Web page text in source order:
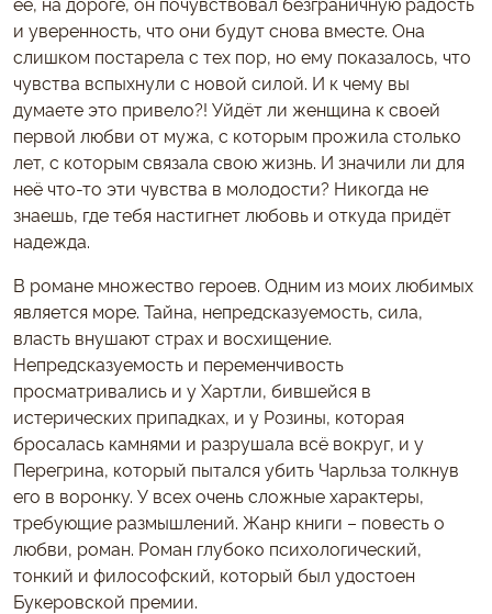
и уверенность, что они будут снова вместе. Она
слишком постарела с тех пор, но ему показалось, что
чувства вспыхнули с новой силой. И к чему вы
думаете это привело?! Уйдёт ли женщина к своей
первой любви от мужа, с которым прожила столько
лет, с которым связала свою жизнь. И значили ли для
неё что-то эти чувства в молодости? Никогда не
знаешь, где тебя настигнет любовь и откуда придёт
надежда.
В романе множество героев. Одним из моих любимых
является море. Тайна, непредсказуемость, сила,
власть внушают страх и восхищение.
Непредсказуемость и переменчивость
просматривались и у Хартли, бившейся в
истерических припадках, и у Розины, которая
бросалась камнями и разрушала всё вокруг, и у
Перегрина, который пытался убить Чарльза толкнув
его в воронку. У всех очень сложные характеры,
требующие размышлений. Жанр книги – повесть о
любви, роман. Роман глубоко психологический,
тонкий и философский, который был удостоен
Букеровской премии.